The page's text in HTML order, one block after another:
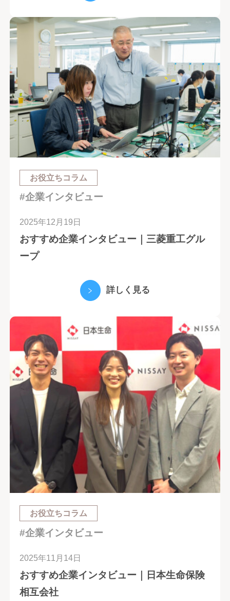
お役立ちコラム
#企業インタビュー
2025年12月19日
おすすめ企業インタビュー｜三菱重工グル
ープ
詳しく見る
お役立ちコラム
#企業インタビュー
2025年11月14日
おすすめ企業インタビュー｜日本生命保険
相互会社